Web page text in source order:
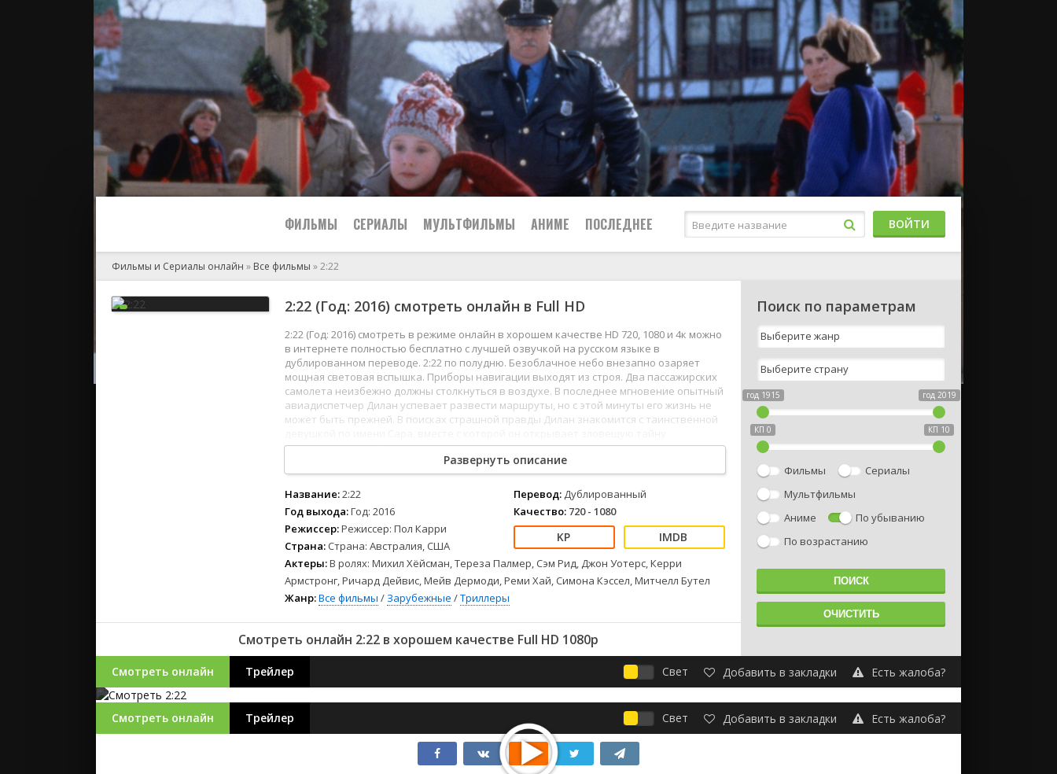
ФИЛЬМЫ
2024
2023
2022
2021
Зарубежные
Боевики
Военные
Детективы
Детские
Драмы
Комедии
Приключения
Семейные
Спорт
Триллеры
Ужасы
СЕРИАЛЫ МУЛЬТФИЛЬМЫ АНИМЕ ПОСЛЕДНЕЕ
2024
2023
2022
2021
Зарубежные
Фильмы из соцетей
ВОЙТИ
Фильмы и Сериалы онлайн » Все фильмы » 2:22
2:22 (Год: 2016) смотреть онлайн в Full HD
2:22 (Год: 2016) смотреть в режиме онлайн в хорошем качестве HD 720, 1080 и 4к можно
в интернете полностью бесплатно с лучшей озвучкой на русском языке в
дублированном переводе. 2:22 по полудню. Безоблачное небо внезапно озаряет
мощная световая вспышка. Приборы навигации выходят из строя. Два пассажирских
самолета неизбежно должны столкнуться в воздухе. В последнее мгновение опытный
авиадиспетчер Дилан успевает развести маршруты, но с этой минуты его жизнь не
может быть прежней. В поисках страшной правды Дилан знакомится с таинственной
пересечения судеб…
Развернуть описание
Название:2:22
Год выхода:Год: 2016
Режиссер:Режиссер: Пол Карри
Страна: Страна: Австралия, США
Перевод: Дублированный
Качество: 720 - 1080
Актеры:В ролях: Михил Хёйсман, Тереза Палмер, Сэм Рид, Джон Уотерс, Керри
Армстронг, Ричард Дейвис, Мейв Дермоди, Реми Хай, Симона Кэссел, Митчелл Бутел
Жанр:Все фильмы / Зарубежные /Триллеры
Смотреть онлайн 2:22 в хорошем качестве Full HD 1080p
Поиск по параметрам
год 1915 год 2019
КП 0 КП 10
Фильмы
Сериалы
Мультфильмы
Аниме
По убыванию
По возрастанию
Смотреть онлайн Трейлер Свет Добавить в закладки Есть жалоба?
Смотреть онлайн Трейлер Свет Добавить в закладки Есть жалоба?